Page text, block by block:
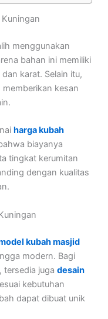
menggunakan
bahan ini memiliki
karat. Selain itu,
kesan
harga kubah
biayanya
tingkat kerumitan
dengan kualitas
kubah masjid
modern. Bagi
tersedia juga desain
kebutuhan
dapat dibuat unik